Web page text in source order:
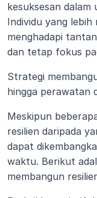
kesuksesan
Individu yang
menghadapi
dan tetap fokus
Strategi
hingga perawatan
Meskipun
resilien daripada
dapat
waktu. Berikut
membangun